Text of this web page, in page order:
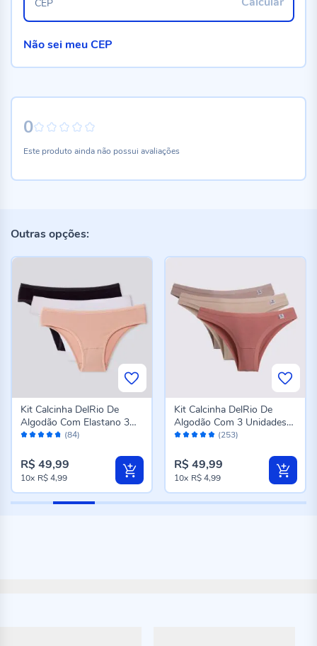
0
Este produto ainda não possui avaliações
CEP
Não sei meu CEP
Outras opções:
Avaliação: (84)
Kit Calcinha DelRio De
Algodão Com Elastano 3
Unidades Mousse/Bc/Pto
R$ 49,99
10x R$ 4,99
Avaliação: (253)
Kit Calcinha DelRio De
Algodão Com 3 Unidades
K6
R$ 49,99
10x R$ 4,99